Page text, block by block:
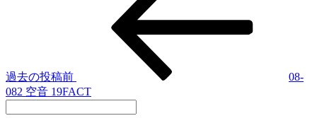
過去の投稿前
08-
082 空音 19FACT